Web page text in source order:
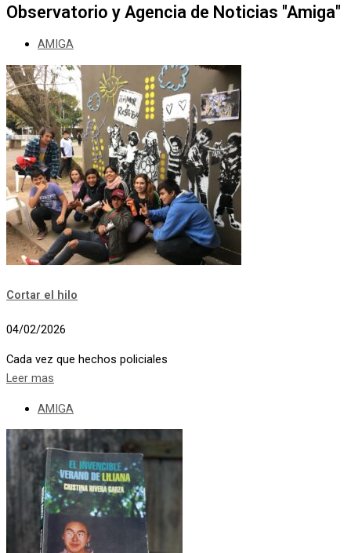
Observatorio y Agencia de Noticias "Amiga"
AMIGA
Cortar el hilo
04/02/2026
Cada vez que hechos policiales
Leer mas
AMIGA